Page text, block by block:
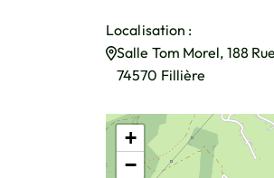
Localisation :
Salle Tom Morel, 188
74570 Fillière
+
−